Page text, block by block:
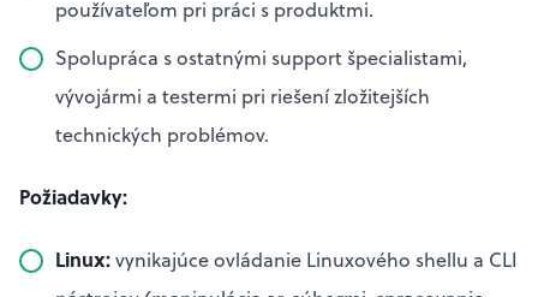
používateľom pri práci s produktmi.
Spolupráca s ostatnými support špecialistami,
vývojármi a testermi pri riešení zložitejších
technických problémov.
Požiadavky:
Linux:vynikajúce ovládanie Linuxového shellu a CLI